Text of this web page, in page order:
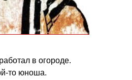
в огороде.
то юноша.